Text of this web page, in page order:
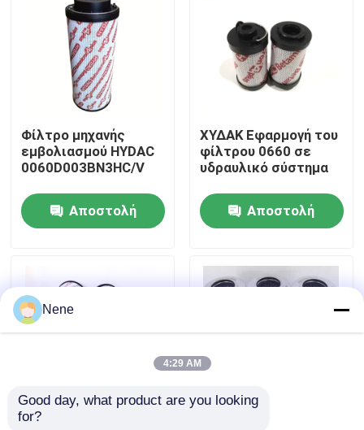
Προϊόντα
Βίντεο
Σχετικά με εμάς
περιοδεία στο εργοστάσιο
Έλεγχος ποιότητας
Ειδήσεις
Ζητήστε μια προσφορά
Πνευματικά εξαρτήματα σωλήνων
Φίλτρο μηχανής
εμβολιασμού HYDAC
0060D003BN3HC/V
Αποστολή
ΧΥΔΑΚ Εφαρμογή του
φίλτρου 0660 σε
υδραυλικό σύστημα
Αποστολή
HYDAC 0660
Nene
4:29 AM
Good day, what product are you looking
for?